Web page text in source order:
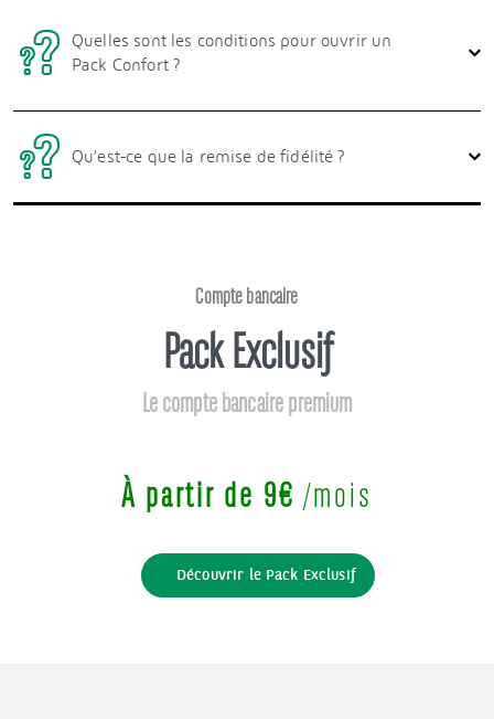
Quelles sont les conditions pour ouvrir un
Pack Confort ?
Qu’est-ce que la remise de fidélité ?
Compte bancaire
Pack Exclusif
Le compte bancaire premium
À partir de 9€ /mois
Découvrir le Pack Exclusif